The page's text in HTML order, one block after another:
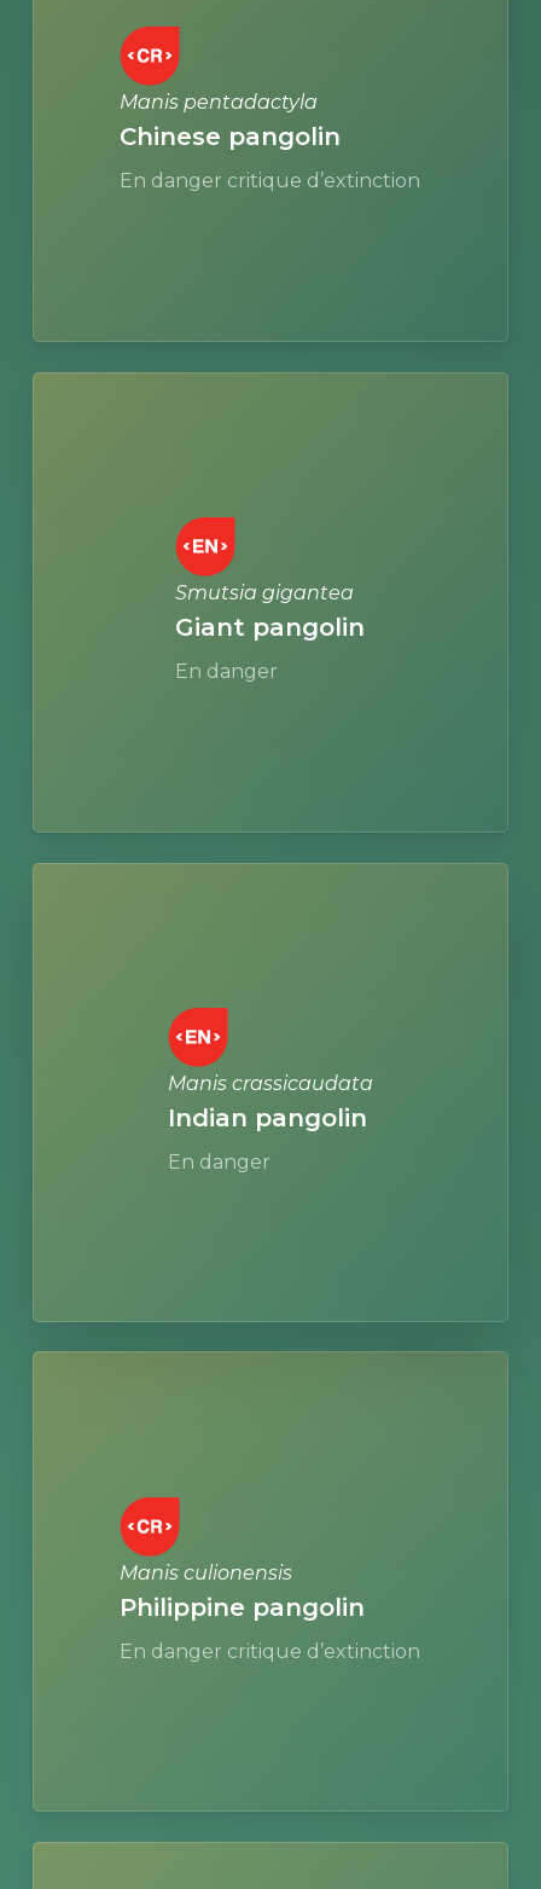
Manis pentadactyla
Chinese pangolin
En danger critique d’extinction
Smutsia gigantea
Giant pangolin
En danger
Manis crassicaudata
Indian pangolin
En danger
Manis culionensis
Philippine pangolin
En danger critique d’extinction